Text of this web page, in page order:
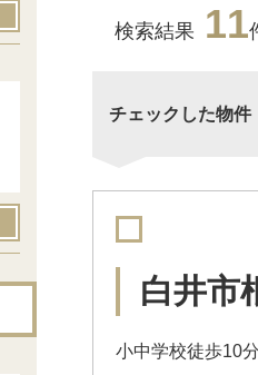
検索結果 11
チェックした物件
白井
小中学校徒歩10